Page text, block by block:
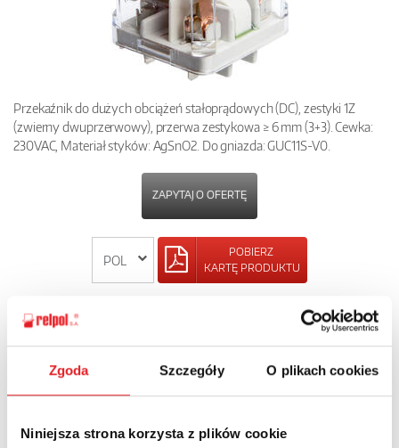
Zgoda Szczegóły O plikach cookies
Niniejsza strona korzysta z plików cookie
Przekaźnik do dużych obciążeń stałoprądowych (DC), zestyki 1Z
(zwierny dwuprzerwowy), przerwa zestykowa ≥ 6 mm (3+3). Cewka:
230VAC, Materiał styków: AgSnO2. Do gniazda: GUC11S-V0.
ZAPYTAJ O OFERTĘ
POBIERZ
KARTĘ PRODUKTU
Zapytaj o szczegóły oferty